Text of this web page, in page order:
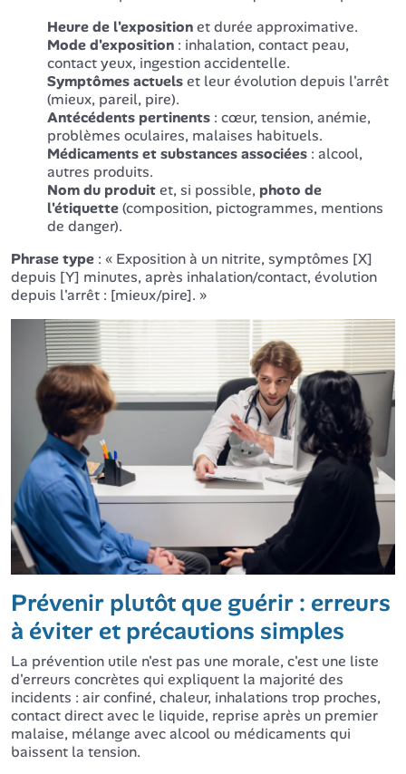
Heure de l'expositionet durée approximative.
Mode d'exposition : inhalation, contact peau,
contact yeux, ingestion accidentelle.
Symptômes actuelset leur évolution depuis l'arrêt
(mieux, pareil, pire).
Antécédents pertinents : cœur, tension, anémie,
problèmes oculaires, malaises habituels.
Médicaments et substances associées : alcool,
autres produits.
Nom du produitet, si possible, photo de
l'étiquette(composition, pictogrammes, mentions
de danger).
Phrase type : « Exposition à un nitrite, symptômes [X]
depuis [Y] minutes, après inhalation/contact, évolution
depuis l'arrêt : [mieux/pire]. »
Prévenir plutôt que guérir : erreurs
à éviter et précautions simples
La prévention utile n'est pas une morale, c'est une liste
d'erreurs concrètes qui expliquent la majorité des
incidents : air confiné, chaleur, inhalations trop proches,
contact direct avec le liquide, reprise après un premier
malaise, mélange avec alcool ou médicaments qui
baissent la tension.